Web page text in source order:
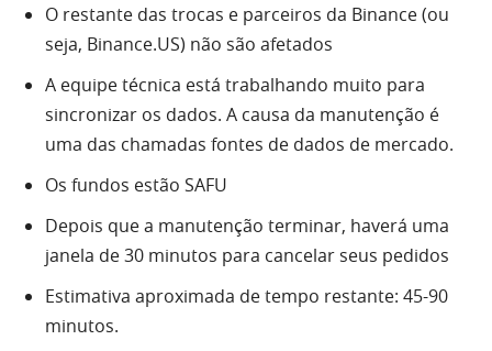
O restante das trocas e parceiros da Binance (ou
seja, Binance.US) não são afetados
A equipe técnica está trabalhando muito para
sincronizar os dados. A causa da manutenção é
uma das chamadas fontes de dados de mercado.
Os fundos estão SAFU
Depois que a manutenção terminar, haverá uma
janela de 30 minutos para cancelar seus pedidos
Estimativa aproximada de tempo restante: 45-90
minutos.